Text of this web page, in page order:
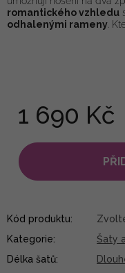
1 690 Kč
romantického vzhledu
odhalenými rameny .
Kód produktu:
Kategorie:
Šaty
Délka šatů: